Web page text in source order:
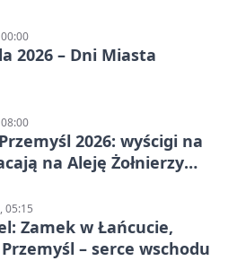
2026 – Dni Miasta
2026: wyścigi na
na Aleję Żołnierzy
05:15
Zamek w Łańcucie,
– serce wschodu